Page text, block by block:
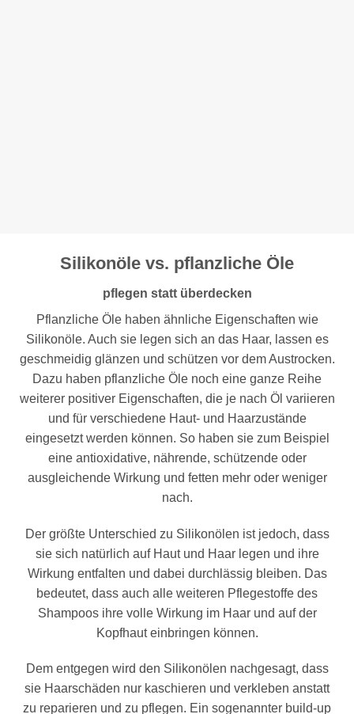
Silikonöle vs. pflanzliche Öle
pflegen statt überdecken
Pflanzliche Öle haben ähnliche Eigenschaften wie
Silikonöle. Auch sie legen sich an das Haar, lassen es
geschmeidig glänzen und schützen vor dem Austrocken.
Dazu haben pflanzliche Öle noch eine ganze Reihe
weiterer positiver Eigenschaften, die je nach Öl variieren
und für verschiedene Haut- und Haarzustände
eingesetzt werden können. So haben sie zum Beispiel
eine antioxidative, nährende, schützende oder
ausgleichende Wirkung und fetten mehr oder weniger
nach.
Der größte Unterschied zu Silikonölen ist jedoch, dass
sie sich natürlich auf Haut und Haar legen und ihre
Wirkung entfalten und dabei durchlässig bleiben. Das
bedeutet, dass auch alle weiteren Pflegestoffe des
Shampoos ihre volle Wirkung im Haar und auf der
Kopfhaut einbringen können.
Dem entgegen wird den Silikonölen nachgesagt, dass
sie Haarschäden nur kaschieren und verkleben anstatt
zu reparieren und zu pflegen. Ein sogenannter build-up